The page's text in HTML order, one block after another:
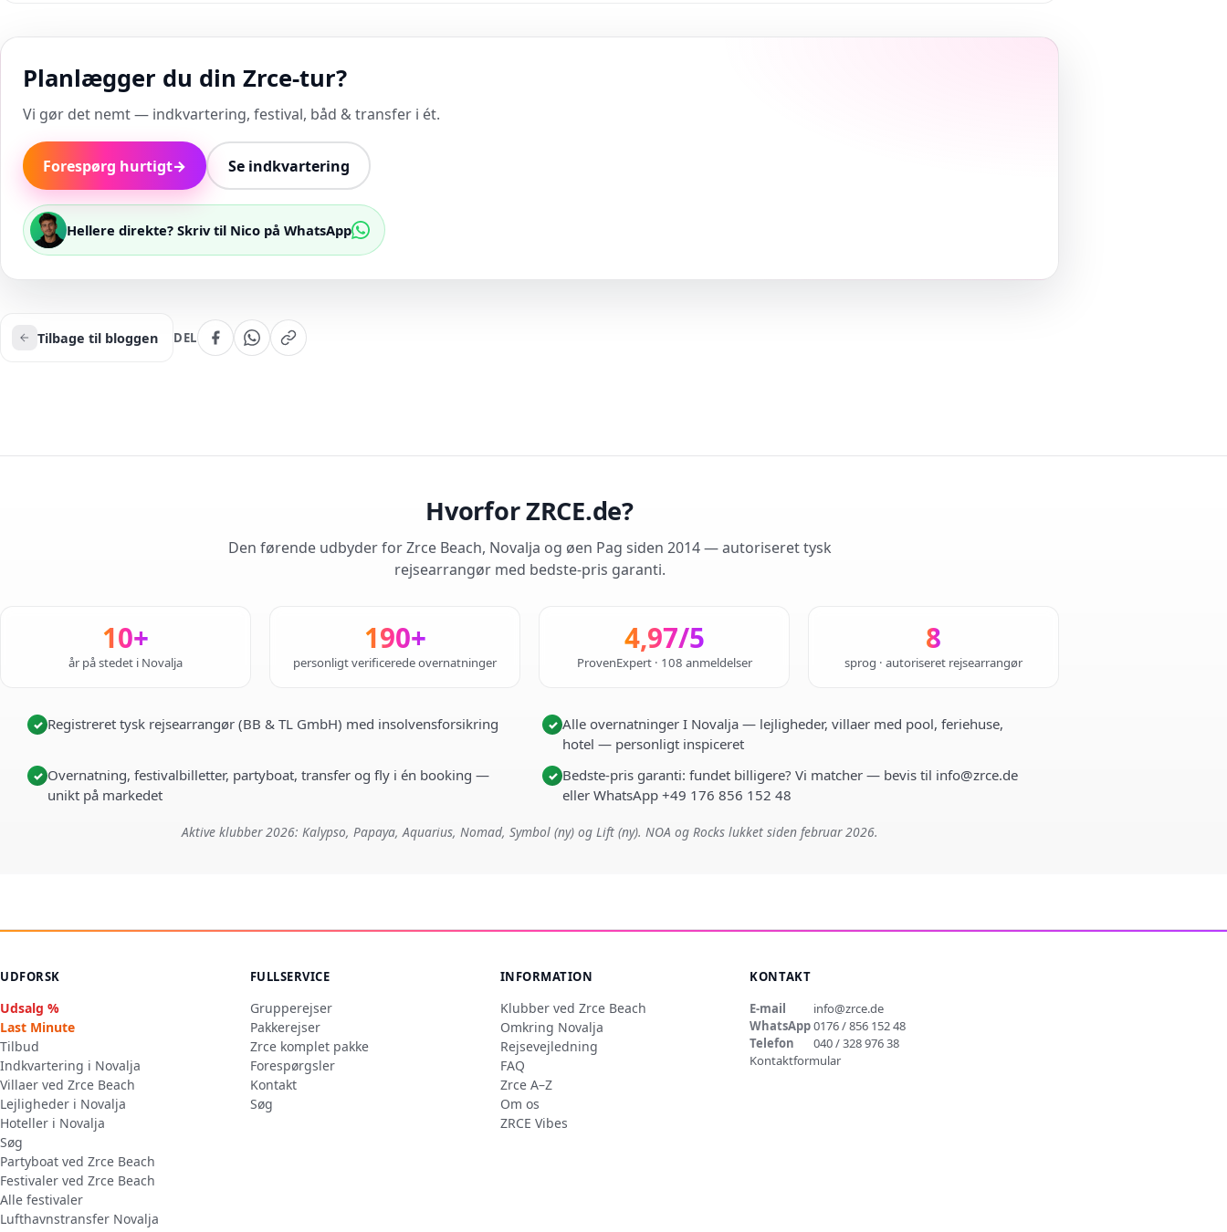
Planlægger du din Zrce-tur?
Vi gør det nemt — indkvartering, festival, båd & transfer i ét.
Forespørg hurtigt→ Se indkvartering
Hellere direkte? Skriv til Nico på WhatsApp
Tilbage til bloggen DEL
Hvorfor ZRCE.de?
Den førende udbyder for Zrce Beach, Novalja og øen Pag siden 2014 — autoriseret tysk
rejsearrangør med bedste-pris garanti.
10+
år på stedet i Novalja
190+
personligt verificerede overnatninger
4,97/5
ProvenExpert · 108 anmeldelser
8
sprog · autoriseret rejsearrangør
✓ Registreret tysk rejsearrangør (BB & TL GmbH) med insolvensforsikring ✓ Alle overnatninger I Novalja — lejligheder, villaer med pool, feriehuse,
hotel — personligt inspiceret
✓ Overnatning, festivalbilletter, partyboat, transfer og fly i én booking —
unikt på markedet
✓ Bedste-pris garanti: fundet billigere? Vi matcher — bevis til info@zrce.de
eller WhatsApp +49 176 856 152 48
Aktive klubber 2026: Kalypso, Papaya, Aquarius, Nomad, Symbol (ny) og Lift (ny). NOA og Rocks lukket siden februar 2026.
UDFORSK
Udsalg %
Last Minute
Tilbud
Indkvartering i Novalja
Villaer ved Zrce Beach
Lejligheder i Novalja
Hoteller i Novalja
Søg
Partyboat ved Zrce Beach
Festivaler ved Zrce Beach
Alle festivaler
Lufthavnstransfer Novalja
FULLSERVICE
Grupperejser
Pakkerejser
Zrce komplet pakke
Forespørgsler
Kontakt
Søg
INFORMATION
Klubber ved Zrce Beach
Omkring Novalja
Rejsevejledning
FAQ
Zrce A–Z
Om os
ZRCE Vibes
KONTAKT
E-mail
info@zrce.de
WhatsApp0176 / 856 152 48
Telefon
040 / 328 976 38
Kontaktformular